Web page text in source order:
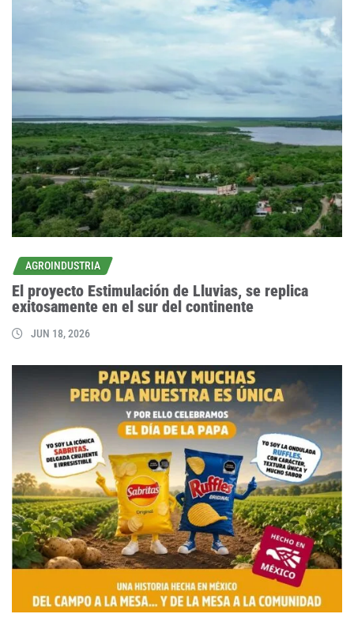
AGROINDUSTRIA
El proyecto Estimulación de Lluvias, se replica
exitosamente en el sur del continente
JUN 18, 2026